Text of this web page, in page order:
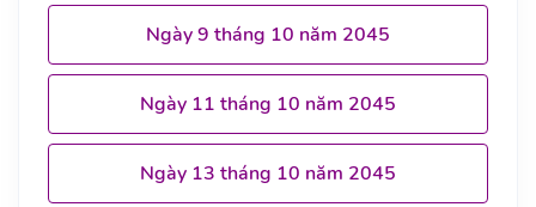
Ngày 9 tháng 10 năm 2045
Ngày 11 tháng 10 năm 2045
Ngày 13 tháng 10 năm 2045